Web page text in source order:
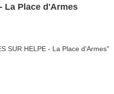
La Place d'Armes